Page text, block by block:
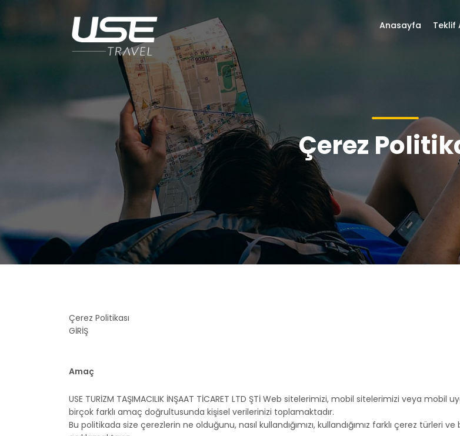
Çerez
Çerez Politikası
GİRİŞ
Amaç
USE TURİZM TAŞIMACILIK İNŞAAT TİCARET LTD ŞTİ Web sitelerimizi, mobil sitelerimizi veya mobil
birçok farklı amaç doğrultusunda kişisel verilerinizi toplamaktadır.
Bu politikada size çerezlerin ne olduğunu, nasıl kullandığımızı, kullandığımız farklı çerez türleri
Anasayfa Teklif